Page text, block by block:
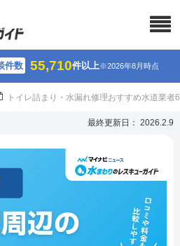
件数 55,710件以上※2026年8月時点
トイレ詰まり・水漏れ修理おすすめ水道業
最終更新日： 2026.2.9